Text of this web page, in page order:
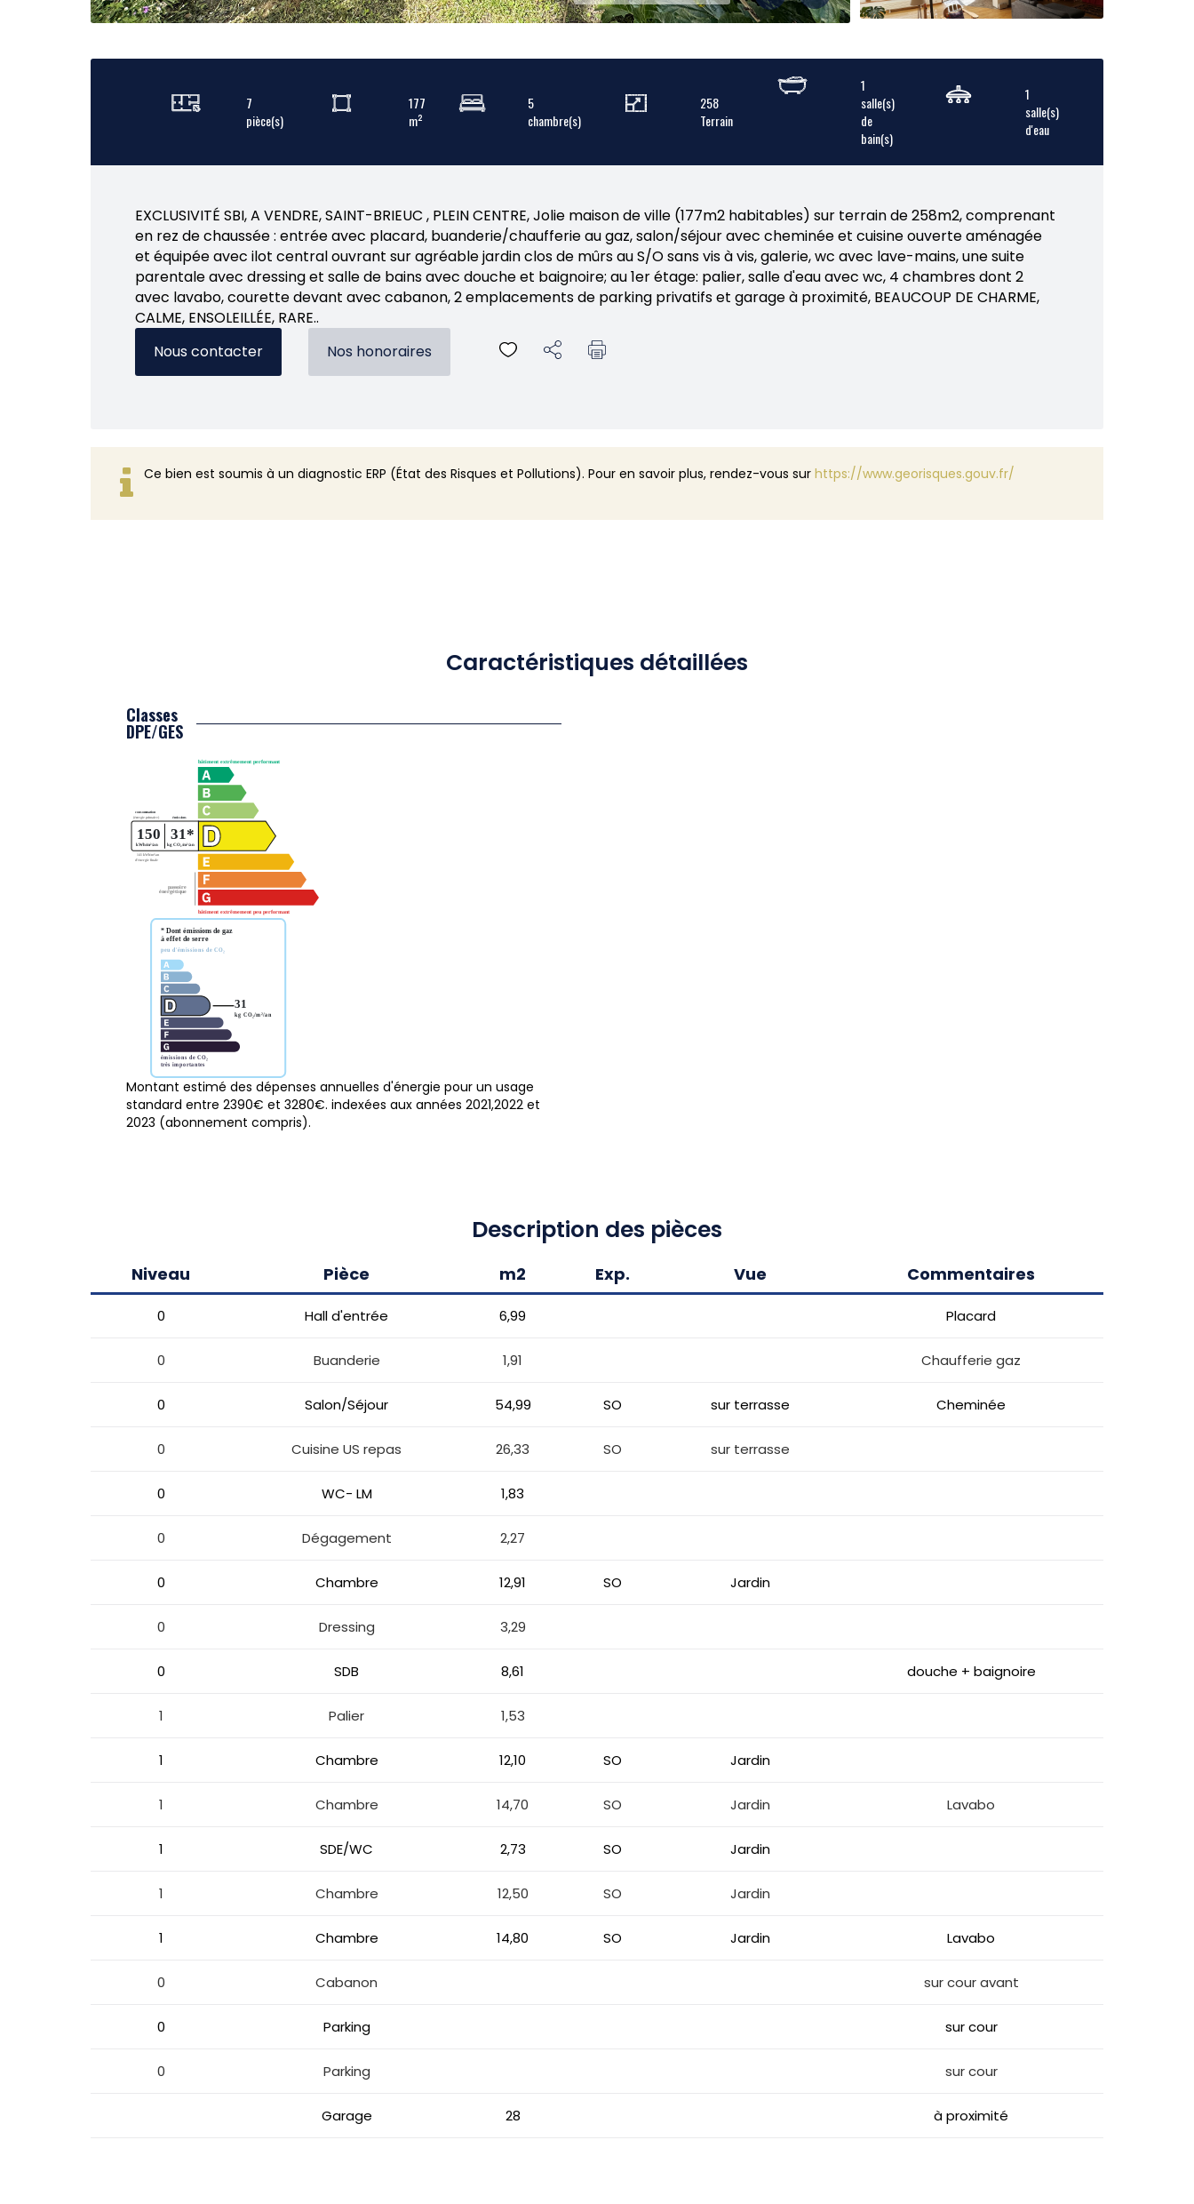
7
pièce(s)
177
m²
5
chambre(s)
258
Terrain
1
salle(s)
de
bain(s)
1
salle(s)
d'eau
EXCLUSIVITÉ SBI, A VENDRE, SAINT-BRIEUC , PLEIN CENTRE, Jolie maison de ville (177m2 habitables) sur terrain de 258m2, comprenant
en rez de chaussée : entrée avec placard, buanderie/chaufferie au gaz, salon/séjour avec cheminée et cuisine ouverte aménagée
et équipée avec ilot central ouvrant sur agréable jardin clos de mûrs au S/O sans vis à vis, galerie, wc avec lave-mains, une suite
parentale avec dressing et salle de bains avec douche et baignoire; au 1er étage: palier, salle d'eau avec wc, 4 chambres dont 2
avec lavabo, courette devant avec cabanon, 2 emplacements de parking privatifs et garage à proximité, BEAUCOUP DE CHARME,
CALME, ENSOLEILLÉE, RARE..
Nous contacter
Nos honoraires
Ce bien est soumis à un diagnostic ERP (État des Risques et Pollutions). Pour en savoir plus, rendez-vous sur https://www.georisques.gouv.fr/
Caractéristiques détaillées
Classes
DPE/GES
Montant estimé des dépenses annuelles d'énergie pour un usage
standard entre 2390€ et 3280€. indexées aux années 2021,2022 et
2023 (abonnement compris).
Description des pièces
Niveau Pièce m2 Exp. Vue Commentaires
0 Hall d'entrée 6,99 Placard
0 Buanderie 1,91 Chaufferie gaz
0 Salon/Séjour 54,99 SO sur terrasse Cheminée
0 Cuisine US repas 26,33 SO sur terrasse
0 WC- LM 1,83
0 Dégagement 2,27
0 Chambre 12,91 SO Jardin
0 Dressing 3,29
0 SDB 8,61 douche + baignoire
1 Palier 1,53
1 Chambre 12,10 SO Jardin
1 Chambre 14,70 SO Jardin Lavabo
1 SDE/WC 2,73 SO Jardin
1 Chambre 12,50 SO Jardin
1 Chambre 14,80 SO Jardin Lavabo
0 Cabanon sur cour avant
0 Parking sur cour
0 Parking sur cour
Garage 28 à proximité